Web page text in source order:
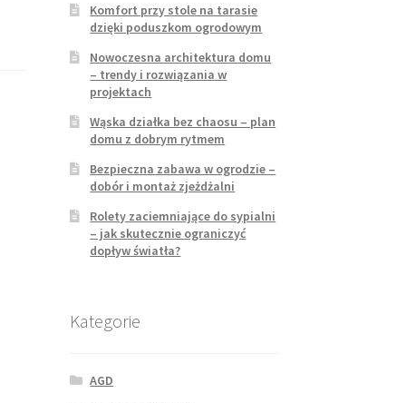
Komfort przy stole na tarasie
dzięki poduszkom ogrodowym
Nowoczesna architektura domu
– trendy i rozwiązania w
projektach
Wąska działka bez chaosu – plan
domu z dobrym rytmem
Bezpieczna zabawa w ogrodzie –
dobór i montaż zjeżdżalni
Rolety zaciemniające do sypialni
– jak skutecznie ograniczyć
dopływ światła?
Kategorie
AGD